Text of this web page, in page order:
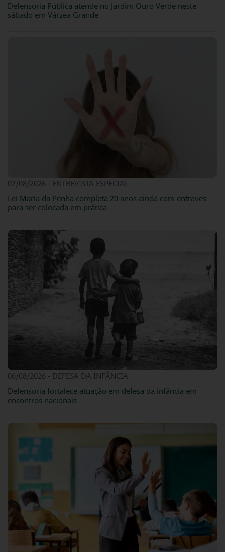
Defensoria Pública atende no Jardim Ouro Verde neste
sábado em Várzea Grande
07/08/2026 - ENTREVISTA ESPECIAL
Lei Maria da Penha completa 20 anos ainda com entraves
para ser colocada em prática
06/08/2026 - DEFESA DA INFÂNCIA
Defensoria fortalece atuação em defesa da infância em
encontros nacionais